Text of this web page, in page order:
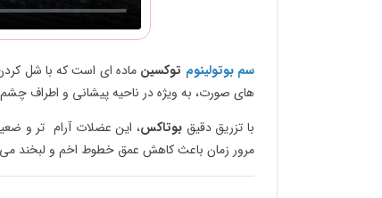
سم بوتولینوم توکسین ماده ای است که با شل
های صورت، به ویژه در ناحیه پیشانی و اطراف
با تزریق دقیقبوتاکس، این عضلات آرام تر و
مرور زمان باعث کاهش عمق خطوط اخم و لبخند